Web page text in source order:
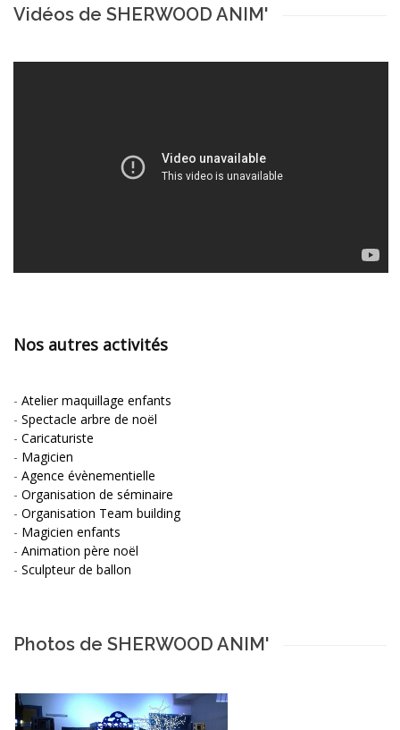
Vidéos de SHERWOOD ANIM'
Nos autres activités
- Atelier maquillage enfants
- Spectacle arbre de noël
- Caricaturiste
- Magicien
- Agence évènementielle
- Organisation de séminaire
- Organisation Team building
- Magicien enfants
- Animation père noël
- Sculpteur de ballon
Photos de SHERWOOD ANIM'